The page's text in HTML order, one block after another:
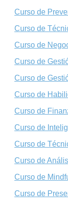
Curso de
Curso de
Curso de
Curso de
Curso de
Curso de
Curso de
Curso de
Curso de
Curso de
Curso de
Curso de